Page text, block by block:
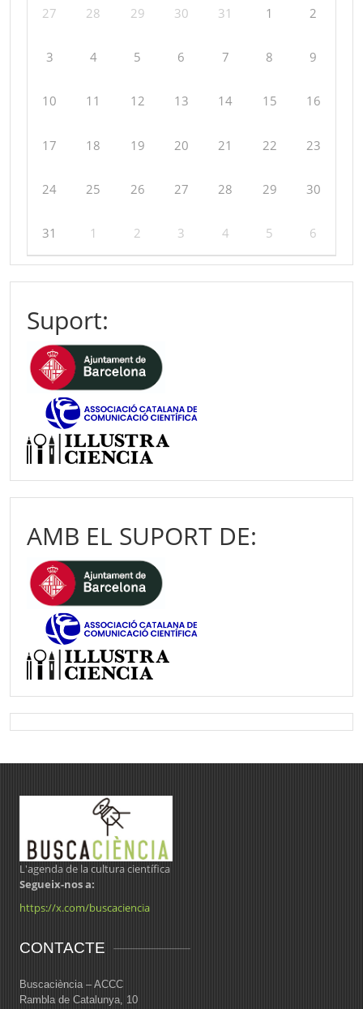
27 28 29 30 31 1 2
3 4 5 6 7 8 9
10 11 12 13 14 15 16
17 18 19 20 21 22 23
24 25 26 27 28 29 30
31 1 2 3 4 5 6
Suport:
AMB EL SUPORT DE:
L'agenda de la cultura científica
Segueix-nos a:
https://x.com/buscaciencia
CONTACTE
Buscaciència – ACCC
Rambla de Catalunya, 10